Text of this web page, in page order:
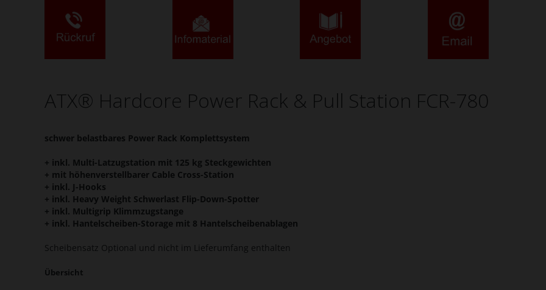
ATX® Hardcore Power Rack & Pull Station FCR-780
schwer belastbares Power Rack Komplettsystem
+ inkl. Multi-Latzugstation mit 125 kg Steckgewichten
+ mit höhenverstellbarer Cable Cross-Station
+ inkl. J-Hooks
+ inkl. Heavy Weight Schwerlast Flip-Down-Spotter
+ inkl. Multigrip Klimmzugstange
+ inkl. Hantelscheiben-Storage mit 8 Hantelscheibenablagen
Scheibensatz Optional und nicht im Lieferumfang enthalten
Übersicht